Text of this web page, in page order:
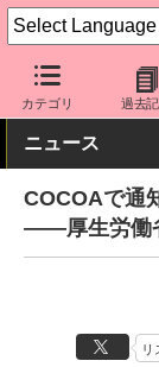
カテゴリ 過去
ケータイ Watch
ニュース
COCOAで通
――厚生労働
リ